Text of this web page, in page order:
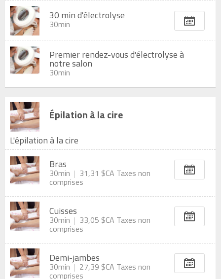
30 min d'électrolyse
30min
Premier rendez-vous d'électrolyse à
notre salon
30min
Épilation à la cire
L'épilation à la cire
Bras
30min 31,31 $CA Taxes non
comprises
Cuisses
30min 33,05 $CA Taxes non
comprises
Demi-jambes
30min 27,39 $CA Taxes non
comprises